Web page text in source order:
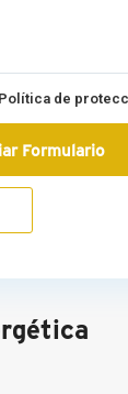
Política de